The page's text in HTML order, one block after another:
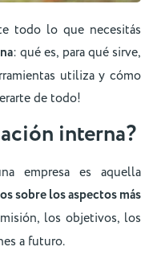
todo lo que necesitás
: qué es, para qué sirve,
utiliza y cómo
de todo!
interna?
empresa es aquella
sobre los aspectos más
los objetivos, los
a futuro.